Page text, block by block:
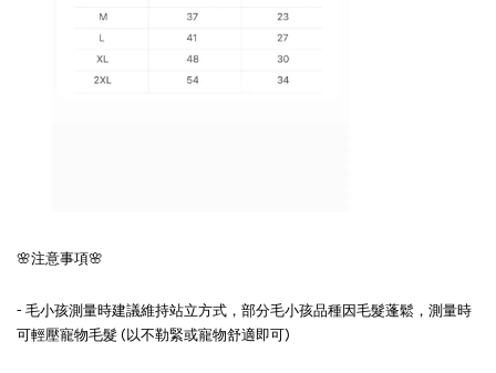
🌸注意事項🌸
- 毛小孩測量時建議維持站立方式，部分毛小孩品種因毛髮蓬鬆，測量時
可輕壓寵物毛髮 (以不勒緊或寵物舒適即可)